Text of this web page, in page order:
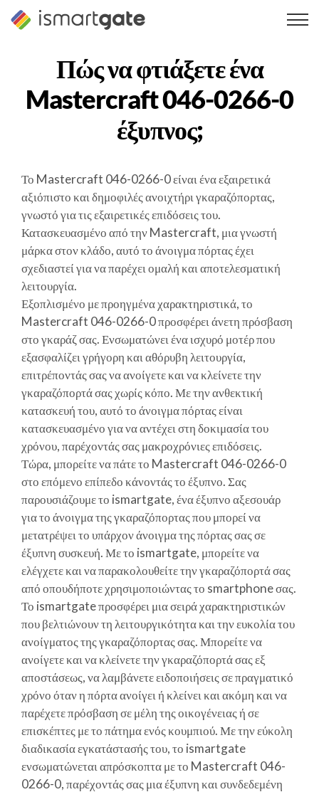
Μετάβαση
στο
Πώς να φτιάξετε ένα
Mastercraft 046-0266-0
έξυπνος;
Το Mastercraft 046-0266-0 είναι ένα εξαιρετικά
αξιόπιστο και δημοφιλές ανοιχτήρι γκαραζόπορτας,
γνωστό για τις εξαιρετικές επιδόσεις του.
Κατασκευασμένο από την Mastercraft, μια γνωστή
μάρκα στον κλάδο, αυτό το άνοιγμα πόρτας έχει
σχεδιαστεί για να παρέχει ομαλή και αποτελεσματική
λειτουργία.
Εξοπλισμένο με προηγμένα χαρακτηριστικά, το
Mastercraft 046-0266-0 προσφέρει άνετη πρόσβαση
στο γκαράζ σας. Ενσωματώνει ένα ισχυρό μοτέρ που
εξασφαλίζει γρήγορη και αθόρυβη λειτουργία,
επιτρέποντάς σας να ανοίγετε και να κλείνετε την
γκαραζόπορτά σας χωρίς κόπο. Με την ανθεκτική
κατασκευή του, αυτό το άνοιγμα πόρτας είναι
κατασκευασμένο για να αντέχει στη δοκιμασία του
χρόνου, παρέχοντάς σας μακροχρόνιες επιδόσεις.
Τώρα, μπορείτε να πάτε το Mastercraft 046-0266-0
στο επόμενο επίπεδο κάνοντάς το έξυπνο. Σας
παρουσιάζουμε το ismartgate, ένα έξυπνο αξεσουάρ
για το άνοιγμα της γκαραζόπορτας που μπορεί να
μετατρέψει το υπάρχον άνοιγμα της πόρτας σας σε
έξυπνη συσκευή. Με το ismartgate, μπορείτε να
ελέγχετε και να παρακολουθείτε την γκαραζόπορτά σας
από οπουδήποτε χρησιμοποιώντας το smartphone σας.
Το ismartgate προσφέρει μια σειρά χαρακτηριστικών
που βελτιώνουν τη λειτουργικότητα και την ευκολία του
ανοίγματος της γκαραζόπορτας σας. Μπορείτε να
ανοίγετε και να κλείνετε την γκαραζόπορτά σας εξ
αποστάσεως, να λαμβάνετε ειδοποιήσεις σε πραγματικό
χρόνο όταν η πόρτα ανοίγει ή κλείνει και ακόμη και να
παρέχετε πρόσβαση σε μέλη της οικογένειας ή σε
επισκέπτες με το πάτημα ενός κουμπιού. Με την εύκολη
διαδικασία εγκατάστασής του, το ismartgate
ενσωματώνεται απρόσκοπτα με το Mastercraft 046-
0266-0, παρέχοντάς σας μια έξυπνη και συνδεδεμένη